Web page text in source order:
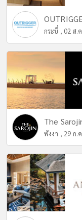
กระบี่ , 02 ส.
The
พังงา , 29 ก.